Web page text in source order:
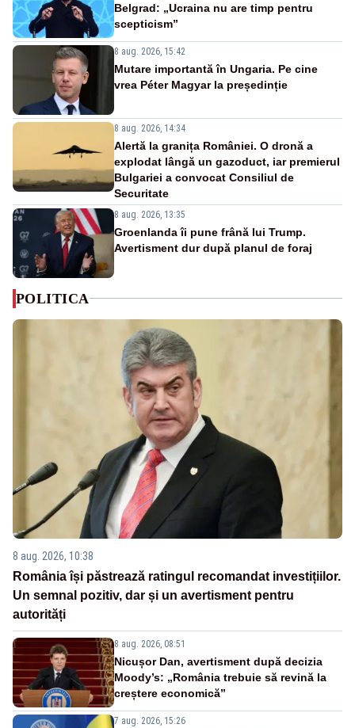
Belgrad: „Ucraina nu are timp pentru
scepticism”
8 aug. 2026, 15:42
Mutare importantă în Ungaria. Pe cine
vrea Péter Magyar la președinție
8 aug. 2026, 14:34
Alertă la granița României. O dronă a
explodat lângă un gazoduct, iar premierul
Bulgariei a convocat Consiliul de
Securitate
8 aug. 2026, 13:35
Groenlanda îi pune frână lui Trump.
Avertisment dur după planul de foraj
POLITICA
8 aug. 2026, 10:38
România își păstrează ratingul recomandat investițiilor.
Un semnal pozitiv, dar și un avertisment pentru
autorități
8 aug. 2026, 08:51
Nicușor Dan, avertisment după decizia
Moody’s: „România trebuie să revină la
creștere economică”
7 aug. 2026, 15:26